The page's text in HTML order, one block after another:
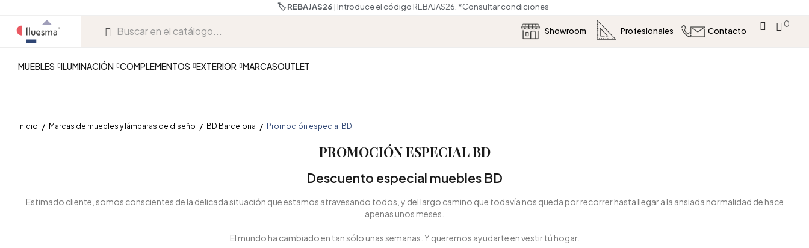
🏷️ REBAJAS26| Introduce el código REBAJAS26.*Consultar condiciones
Showroom Profesionales Contacto
0
MUEBLES ILUMINACIÓN COMPLEMENTOS EXTERIOR MARCASOUTLET
Inicio Marcas de muebles y lámparas de diseño BD Barcelona Promoción especial BD
PROMOCIÓN ESPECIAL BD
Descuento especial muebles BD
Estimado cliente, somos conscientes de la delicada situación que estamos atravesando todos, y del largo camino que todavía nos queda por recorrer hasta llegar a la ansiada normalidad de hace
apenas unos meses.
El mundo ha cambiado en tan sólo unas semanas. Y queremos ayudarte en vestir tú hogar.